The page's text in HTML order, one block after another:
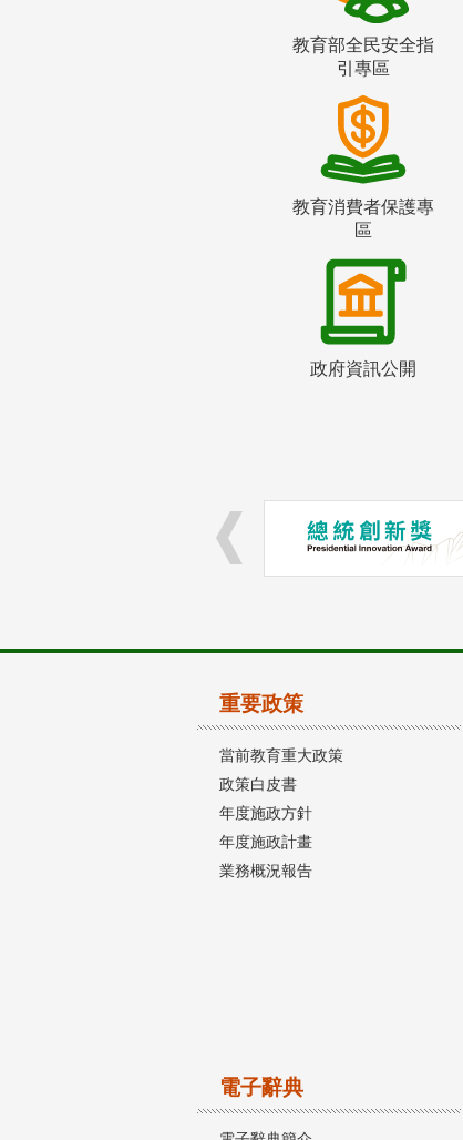
教育部全民安全指
引專區
教育消費者保護專
區
政府資訊公開
重要政策
當前教育重大政策
政策白皮書
年度施政方針
年度施政計畫
業務概況報告
電子辭典